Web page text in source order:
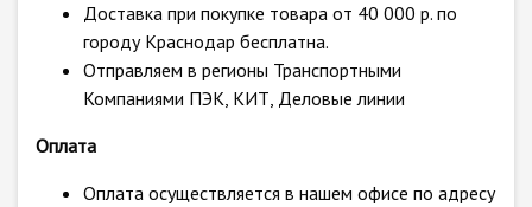
Доставка при покупке товара от 40 000 р. по
городу Краснодар бесплатна.
Отправляем в регионы Транспортными
Компаниями ПЭК, КИТ, Деловые линии
Оплата
Оплата осуществляется в нашем офисе по адресу